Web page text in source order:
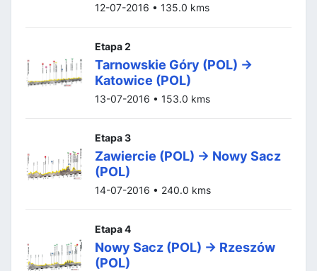
12-07-2016 • 135.0 kms
Etapa 2
Tarnowskie Góry (POL) ->
Katowice (POL)
13-07-2016 • 153.0 kms
Etapa 3
Zawiercie (POL) -> Nowy Sacz
(POL)
14-07-2016 • 240.0 kms
Etapa 4
Nowy Sacz (POL) -> Rzeszów
(POL)